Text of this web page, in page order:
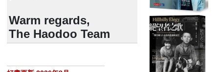
Warm regards,
The Haodoo Team